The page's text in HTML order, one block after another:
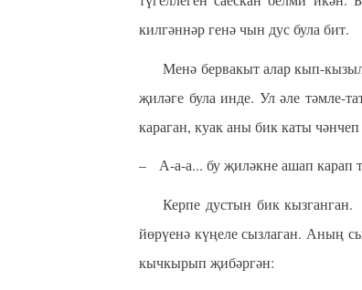
килгәннәр генә чын дус була бит.
Менә бервакыт алар кып-кызыл
җиләге була инде. Ул әле тәмле-
караган, куак аны бик каты чәнчеп
– А-а-а... бу җиләкне ашап карап
Керпе дустын бик кызганган.
йөрүенә күңеле сызлаган. Аның
кычкырып җибәргән: